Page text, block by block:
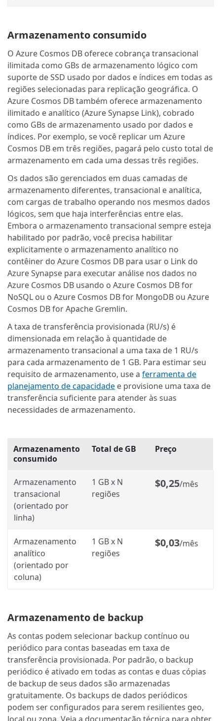
Armazenamento consumido
O Azure Cosmos DB oferece cobrança transacional
ilimitada como GBs de armazenamento lógico com
suporte de SSD usado por dados e índices em todas as
regiões selecionadas para replicação geográfica. O
Azure Cosmos DB também oferece armazenamento
ilimitado e analítico (Azure Synapse Link), cobrado
como GBs de armazenamento usado por dados e
índices. Por exemplo, se você replicar um Azure
Cosmos DB em três regiões, pagará pelo custo total de
armazenamento em cada uma dessas três regiões.
Os dados são gerenciados em duas camadas de
armazenamento diferentes, transacional e analítica,
com cargas de trabalho operando nos mesmos dados
lógicos, sem que haja interferências entre elas.
Embora o armazenamento transacional sempre esteja
habilitado por padrão, você precisa habilitar
explicitamente o armazenamento analítico no
contêiner do Azure Cosmos DB para usar o Link do
Azure Synapse para executar análise nos dados no
Azure Cosmos DB usando o Azure Cosmos DB for
NoSQL ou o Azure Cosmos DB for MongoDB ou Azure
Cosmos DB for Apache Gremlin.
A taxa de transferência provisionada (RU/s) é
dimensionada em relação à quantidade de
armazenamento transacional a uma taxa de 1 RU/s
para cada armazenamento de 1 GB. Para estimar seu
requisito de armazenamento, use a ferramenta de
planejamento de capacidade e provisione uma taxa de
transferência suficiente para atender às suas
necessidades de armazenamento.
Armazenamento
consumido
Total de GB Preço
Armazenamento
transacional
(orientado por
linha)
1 GB x N
regiões
$0,25/mês
Armazenamento
analítico
(orientado por
coluna)
1 GB x N
regiões
$0,03/mês
Armazenamento de backup
As contas podem selecionar backup contínuo ou
periódico para contas baseadas em taxa de
transferência provisionada. Por padrão, o backup
periódico é ativado em todas as contas e duas cópias
de backup de seus dados são armazenadas
gratuitamente. Os backups de dados periódicos
podem ser configurados para serem resilientes geo,